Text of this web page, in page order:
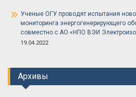
Ученые ОГУ проводят испытания
мониторинга энергогенерирующего
совместно с АО «НПО ВЭИ
19.04.2022
Архивы